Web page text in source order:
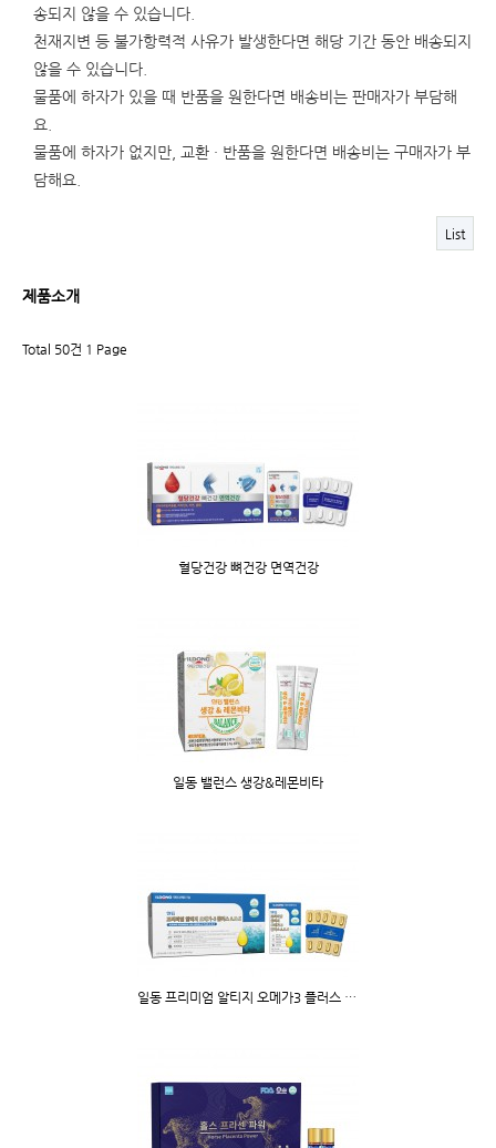
송되지 않을 수 있습니다.
천재지변 등 불가항력적 사유가 발생한다면 해당 기간 동안 배송되지
않을 수 있습니다.
물품에 하자가 있을 때 반품을 원한다면 배송비는 판매자가 부담해
요.
물품에 하자가 없지만, 교환 · 반품을 원한다면 배송비는 구매자가 부
담해요.
List
제품소개
Total 50건 1 Page
혈당건강 뼈건강 면역건강
일동 밸런스 생강&레몬비타
일동 프리미엄 알티지 오메가3 플러스 A.D.E